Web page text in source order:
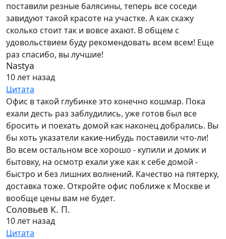
поставили резные балясины, теперь все соседи
завидуют такой красоте на участке. А как скажу
сколько стоит так и вовсе ахают. В общем с
удовольствием буду рекомендовать всем всем! Еще
раз спасибо, вы лучшие!
Nastya
10 лет назад
Цитата
Офис в такой глубинке это конечно кошмар. Пока
ехали десть раз заблудились, уже готов был все
бросить и поехать домой как наконец добрались. Вы
бы хоть указатели какие-нибудь поставили что-ли!
Во всем остальном все хорошо - купили и домик и
бытовку, на осмотр ехали уже как к себе домой -
быстро и без лишних волнений. Качество на пятерку,
доставка тоже. Откройте офис поближе к Москве и
вообще цены вам не будет.
Соловьев К. П.
10 лет назад
Цитата